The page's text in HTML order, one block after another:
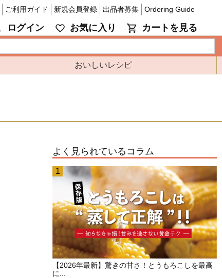
ご利用ガイド 新規会員登録 出品者募集 Ordering Guide
ログイン お気に入り カートを見る
おいしいレシピ
よく見られているコラム
【2026年最新】驚きの甘さ！とうもろこしを最高
に...